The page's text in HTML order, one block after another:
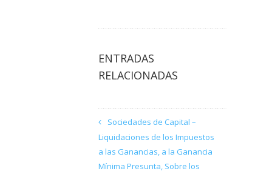
ENTRADAS
RELACIONADAS
Sociedades de Capital –
Liquidaciones de los Impuestos
a las Ganancias, a la Ganancia
Mínima Presunta, Sobre los